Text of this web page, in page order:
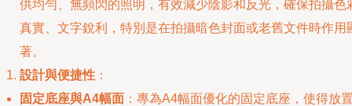
供均勻、無頻閃的照明，有效減少陰影和反光，確保拍攝色
真實、文字銳利，特別是在拍攝暗色封面或老舊文件時作用
著。
設計與便捷性 ：
固定底座與A4幅面 ：專為A4幅面優化的固定底座，使得放